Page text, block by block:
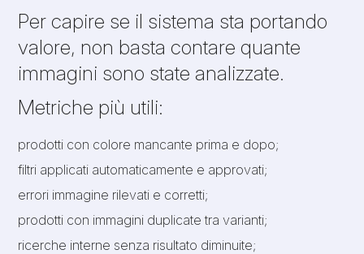
Per capire se il sistema sta portando
valore, non basta contare quante
immagini sono state analizzate.
Metriche più utili:
prodotti con colore mancante prima e dopo;
filtri applicati automaticamente e approvati;
errori immagine rilevati e corretti;
prodotti con immagini duplicate tra varianti;
ricerche interne senza risultato diminuite;